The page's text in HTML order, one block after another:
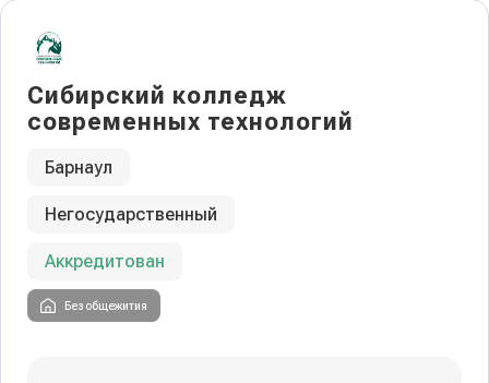
Сибирский колледж
современных технологий
Барнаул
Негосударственный
Аккредитован
Без общежития